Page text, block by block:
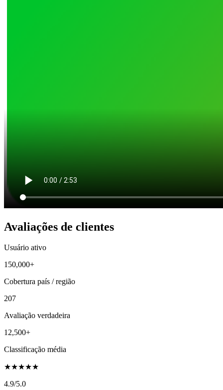
Avaliações de clientes
Usuário ativo
150,000+
Cobertura país / região
207
Avaliação verdadeira
12,500+
Classificação média
★★★★★
4.9/5.0